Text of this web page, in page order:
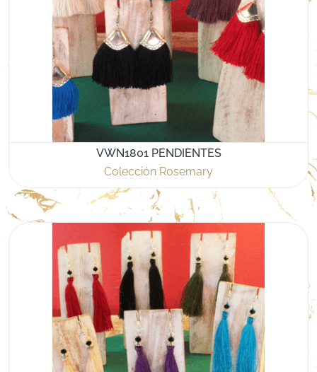
VWN1801 PENDIENTES
Colección Rosemary